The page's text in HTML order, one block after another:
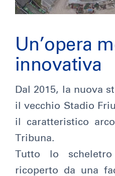
Un’opera
innovativa
Dal 2015, la nuova
il vecchio Stadio
il caratteristico
Tribuna.
Tutto lo
ricoperto da una